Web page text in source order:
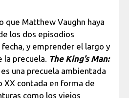
que Matthew Vaughn haya
los dos episodios
y emprender el largo y
la precuela. The King’s Man:
una precuela ambientada
XX contada en forma de
como los viejos